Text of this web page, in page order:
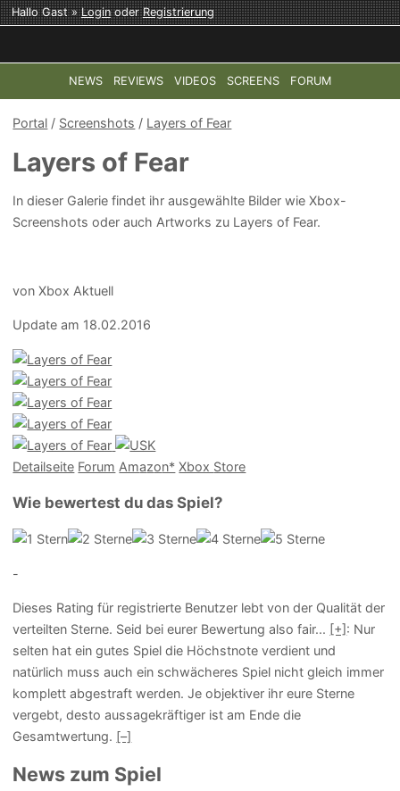
Hallo Gast »LoginoderRegistrierung
NEWS REVIEWS VIDEOS SCREENS FORUM
TOP-THEMEN: COD: MODERN WARFARE 4 HALO:
Portal / Screenshots / Layers of Fear
Layers of Fear
In dieser Galerie findet ihr ausgewählte Bilder wie Xbox-
Screenshots oder auch Artworks zu Layers of Fear.
von Xbox Aktuell
Update am 18.02.2016
Detailseite Forum Amazon* Xbox Store
Wie bewertest du das Spiel?
-
Dieses Rating für registrierte Benutzer lebt von der Qualität der
verteilten Sterne. Seid bei eurer Bewertung also fair... [+] : Nur
selten hat ein gutes Spiel die Höchstnote verdient und
natürlich muss auch ein schwächeres Spiel nicht gleich immer
komplett abgestraft werden. Je objektiver ihr eure Sterne
vergebt, desto aussagekräftiger ist am Ende die
Gesamtwertung. [–]
News zum Spiel